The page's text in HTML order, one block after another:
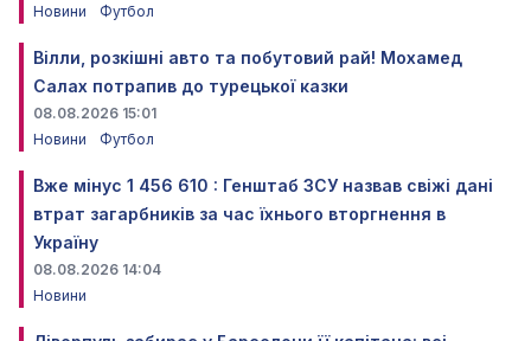
Новини
Футбол
Вілли, розкішні авто та побутовий рай! Мохамед
Салах потрапив до турецької казки
08.08.2026 15:01
Новини
Футбол
Вже мінус 1 456 610 : Генштаб ЗСУ назвав свіжі дані
втрат загарбників за час їхнього вторгнення в
Україну
08.08.2026 14:04
Новини